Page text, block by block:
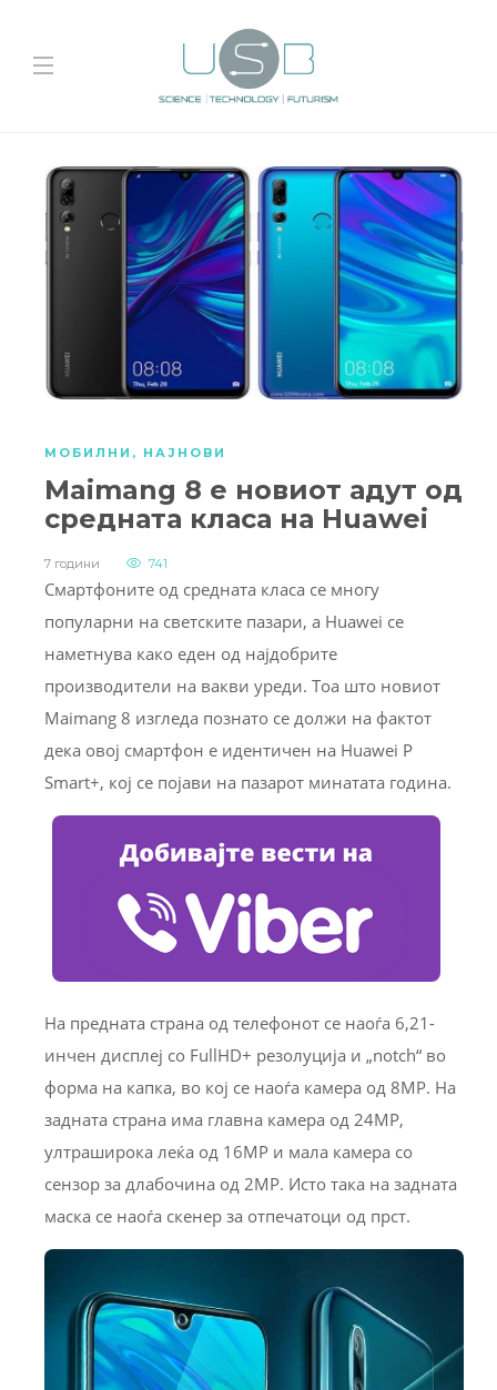
МОБИЛНИ , НАЈНОВИ
Maimang 8 е новиот адут од
средната класа на Huawei
7 години 741
Смартфоните од средната класа се многу
популарни на светските пазари, а Huawei се
наметнува како еден од најдобрите
производители на вакви уреди. Тоа што новиот
Maimang 8 изгледа познато се должи на фактот
дека овој смартфон е идентичен на Huawei P
Smart+, кој се појави на пазарот минатата година.
На предната страна од телефонот се наоѓа 6,21-
инчен дисплеј со FullHD+ резолуција и „notch“ во
форма на капка, во кој се наоѓа камера од 8MP. На
задната страна има главна камера од 24MP,
ултраширока леќа од 16MP и мала камера со
сензор за длабочина од 2MP. Исто така на задната
маска се наоѓа скенер за отпечатоци од прст.